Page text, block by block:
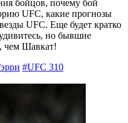
бойцов, почему бой
UFC, какие прогнозы
UFC. Еще будет кратко
но бывшие
чем Шавкат!
#UFC 310